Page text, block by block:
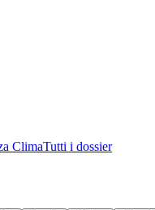
ClimaTutti i dossier